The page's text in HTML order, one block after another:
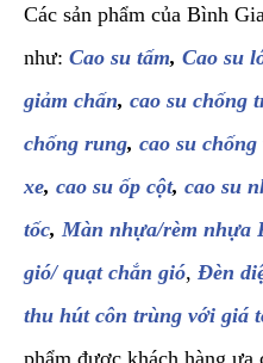
Các sản phẩm của Bình
như: Cao su tấm, Cao su
giảm chấn, cao su chống
chống rung, cao su chống
xe, cao su ốp cột, cao su
tốc, Màn nhựa/rèm nhựa
gió/ quạt chắn gió, Đèn
thu hút côn trùng với giá
phẩm được khách hàng ưa